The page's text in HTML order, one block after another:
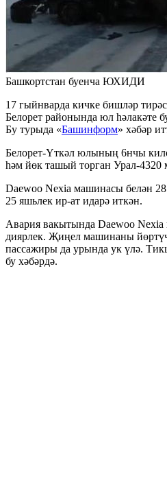
Башкортстан буенча ЮХИДИ
17 гыйнварда кичке бишләр
Белорет районында юл һәлакәте
Бу турыда «Башинформ» хәбәр
Белорет-Үткәл юлының 6нчы
һәм йөк ташый торган Урал-4320
Daewoo Nexia машинасы белән
25 яшьлек ир-ат идарә иткән.
Авария вакытында Daewoo
диярлек. Җиңел машинаны
пассажиры да урында ук үлә.
бу хәбәрдә.